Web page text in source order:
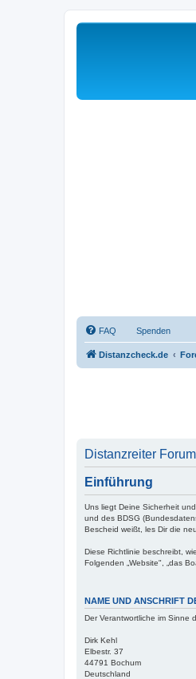
FAQ Spenden
Distanzcheck.de
Distanzreiter
Einführung
Uns liegt Deine Sicherheit
und des BDSG
Bescheid weißt, les Dir die
Diese Richtlinie beschreibt,
Folgenden „Website", „das
NAME UND ANSCHRIFT
Der Verantwortliche im Sinne
Dirk Kehl
Elbestr. 37
44791 Bochum
Deutschland